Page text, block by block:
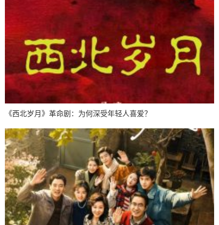
《西北岁月》革命剧：为何深受年轻人喜爱？